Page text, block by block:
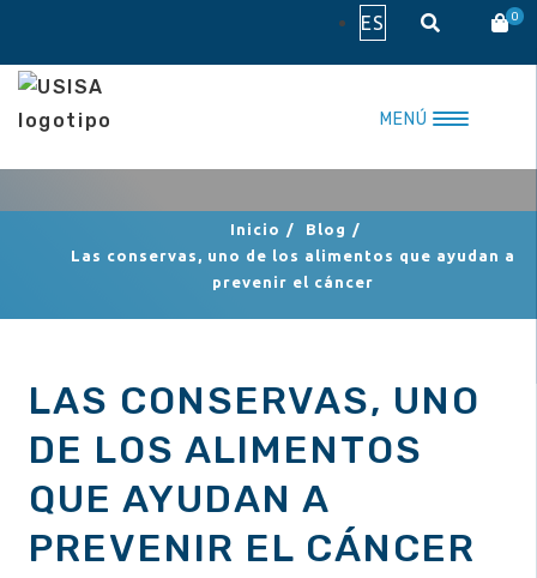
contenido
ES 0
MENÚ
Inicio / Blog /
Las conservas, uno de los alimentos que ayudan a
prevenir el cáncer
LAS CONSERVAS, UNO
DE LOS ALIMENTOS
QUE AYUDAN A
PREVENIR EL CÁNCER